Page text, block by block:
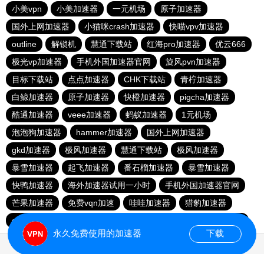
小美vpn
小美加速器 一元机场
原子加速器
国外上网加速器
小猫咪crash加速器
快喵vpv加速器
outline
解锁机 慧通下载站 红海pro加速器
优云666
极光vp加速器
手机外国加速器官网
旋风pvn加速器
目标下载站
点点加速器 CHK下载站
青柠加速器
白鲸加速器
原子加速器 快橙加速器
pigcha加速器
酷通加速器
veee加速器 蚂蚁加速器
1元机场
泡泡狗加速器
hammer加速器
国外上网加速器
gkd加速器
极风加速器 慧通下载站
极风加速器
暴雪加速器
起飞加速器 番石榴加速器
暴雪加速器
快鸭加速器
海外加速器试用一小时
手机外国加速器官网
芒果加速器
免费vqn加速 哇哇加速器
猎豹加速器
gkd加速器
永久免费使用的加速器 下载